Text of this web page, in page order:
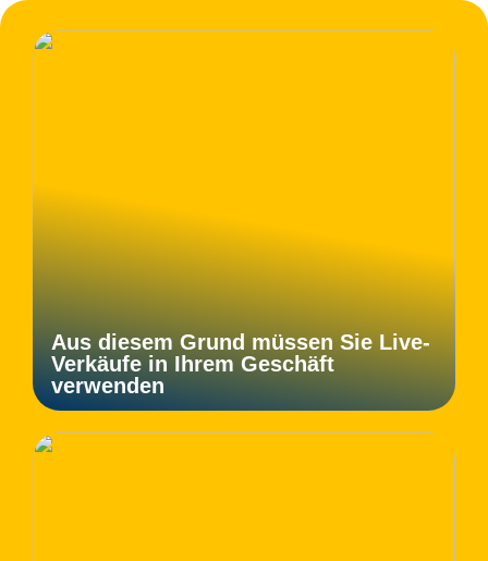
Aus diesem Grund müssen Sie Live-
Verkäufe in Ihrem Geschäft
verwenden